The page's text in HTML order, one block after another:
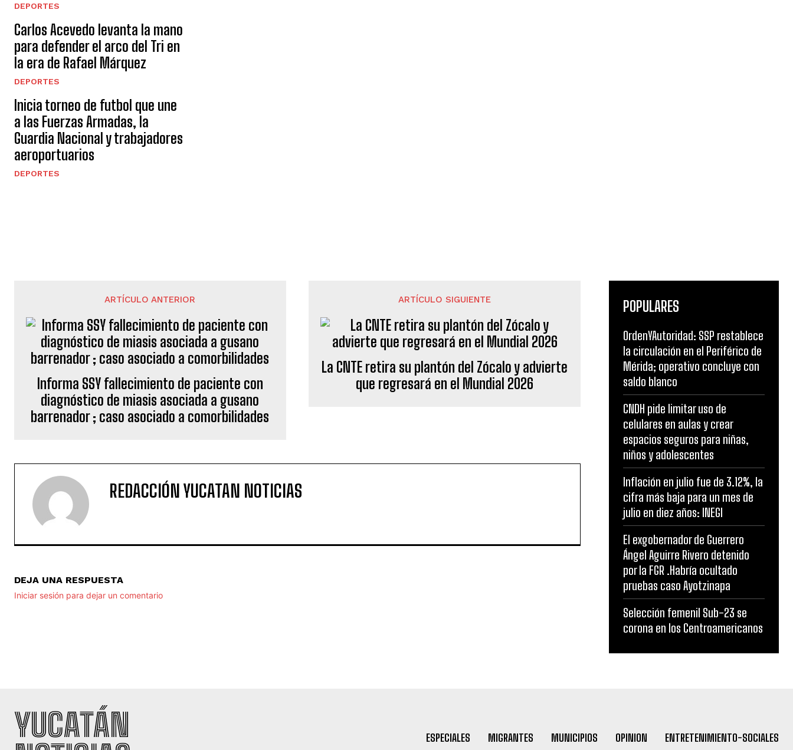
DEPORTES
Carlos Acevedo levanta la mano
para defender el arco del Tri en
la era de Rafael Márquez
DEPORTES
Inicia torneo de futbol que une
a las Fuerzas Armadas, la
Guardia Nacional y trabajadores
aeroportuarios
DEPORTES
ARTÍCULO ANTERIOR
Informa SSY fallecimiento de paciente con
diagnóstico de miasis asociada a gusano
barrenador ; caso asociado a comorbilidades
ARTÍCULO SIGUIENTE
La CNTE retira su plantón del Zócalo y advierte
que regresará en el Mundial 2026
REDACCIÓN YUCATAN NOTICIAS
DEJA UNA RESPUESTA
Iniciar sesión para dejar un comentario
POPULARES
OrdenYAutoridad: SSP restablece
la circulación en el Periférico de
Mérida; operativo concluye con
saldo blanco
CNDH pide limitar uso de
celulares en aulas y crear
espacios seguros para niñas,
niños y adolescentes
Inflación en julio fue de 3.12%, la
cifra más baja para un mes de
julio en diez años: INEGI
El exgobernador de Guerrero
Ángel Aguirre Rivero detenido
por la FGR .Habría ocultado
pruebas caso Ayotzinapa
Selección femenil Sub-23 se
corona en los Centroamericanos
YUCATÁN
ESPECIALES MIGRANTES MUNICIPIOS OPINION ENTRETENIMIENTO-SOCIALES